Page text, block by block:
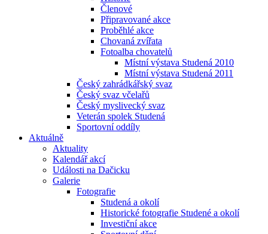
Členové
Připravované akce
Proběhlé akce
Chovaná zvířata
Fotoalba chovatelů
Místní výstava Studená 2010
Místní výstava Studená 2011
Český zahrádkářský svaz
Český svaz včelařů
Český myslivecký svaz
Veterán spolek Studená
Sportovní oddíly
Aktuálně
Aktuality
Kalendář akcí
Události na Dačicku
Galerie
Fotografie
Studená a okolí
Historické fotografie Studené a okolí
Investiční akce